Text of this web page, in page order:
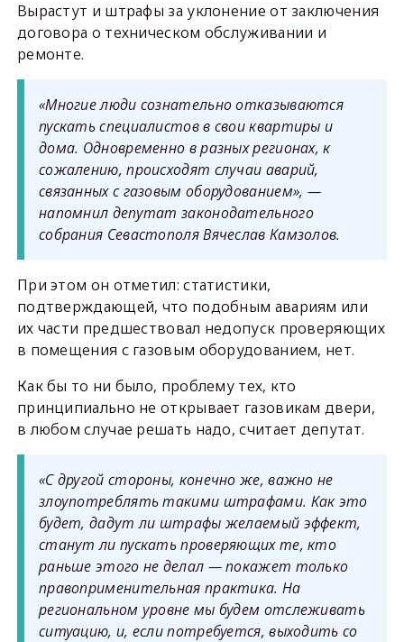
Вырастут и штрафы за уклонение от заключения
договора о техническом обслуживании и
ремонте.
«Многие люди сознательно отказываются
пускать специалистов в свои квартиры и
дома. Одновременно в разных регионах, к
сожалению, происходят случаи аварий,
связанных с газовым оборудованием», —
напомнил депутат законодательного
собрания Севастополя Вячеслав Камзолов.
При этом он отметил: статистики,
подтверждающей, что подобным авариям или
их части предшествовал недопуск проверяющих
в помещения с газовым оборудованием, нет.
Как бы то ни было, проблему тех, кто
принципиально не открывает газовикам двери,
в любом случае решать надо, считает депутат.
«С другой стороны, конечно же, важно не
злоупотреблять такими штрафами. Как это
будет, дадут ли штрафы желаемый эффект,
станут ли пускать проверяющих те, кто
раньше этого не делал — покажет только
правоприменительная практика. На
региональном уровне мы будем отслеживать
ситуацию, и, если потребуется, выходить со